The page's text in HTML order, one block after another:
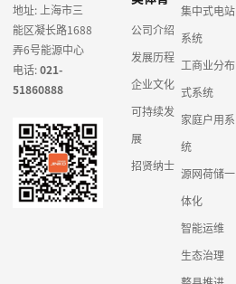
地址: 上海市三
能区凝长路1688
弄6号能源中心
电话:021-
51860888
公司介绍
发展历程
企业文化
可持续发
展
招贤纳士
集中式电站
系统
工商业分布
式系统
家庭户用系
统
源网荷储一
体化
智能运维
生态治理